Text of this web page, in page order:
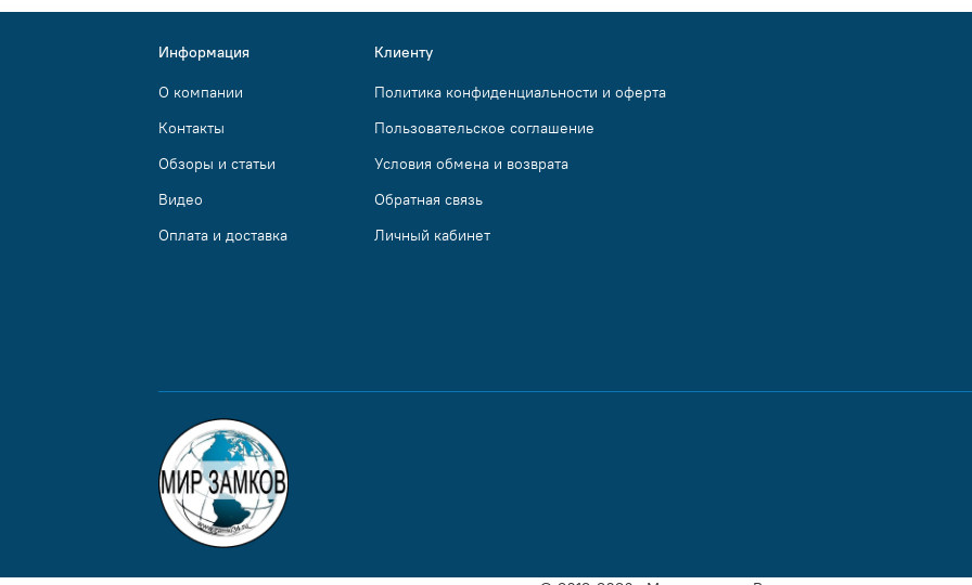
Информация
О компании
Контакты
Обзоры и статьи
Видео
Оплата и доставка
Клиенту
Политика конфиденциальности и оферта
Пользовательское соглашение
Условия обмена и возврата
Обратная связь
Личный кабинет